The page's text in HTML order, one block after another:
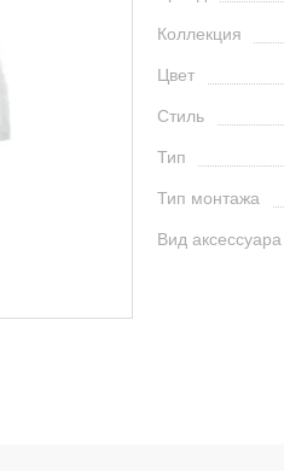
Коллекция
Цвет
Стиль
Тип
Тип монтажа
Вид аксессуара